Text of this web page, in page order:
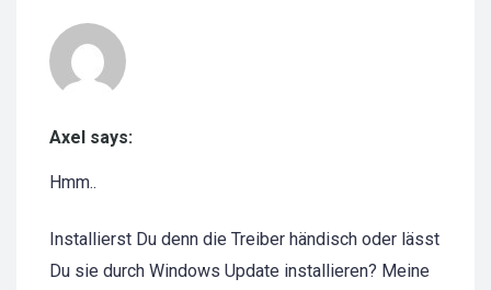
Axel says:
Hmm..
Installierst Du denn die Treiber händisch oder lässt
Du sie durch Windows Update installieren? Meine